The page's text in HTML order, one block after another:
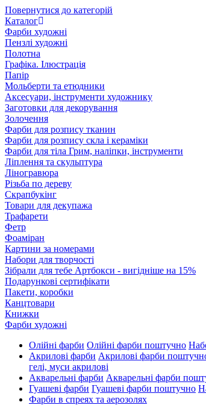
Повернутися до категорій
Каталог
Фарби художні
Пензлі художні
Полотна
Графіка. Ілюстрація
Папір
Мольберти та етюдники
Аксесуари, інструменти художнику
Заготовки для декорування
Золочення
Фарби для розпису тканин
Фарби для розпису скла і кераміки
Фарби для тіла Грим, наліпки, інструменти
Ліплення та скульптура
Ліногравюра
Різьба по дереву
Скрапбукінг
Товари для декупажа
Трафарети
Фетр
Фоаміран
Картини за номерами
Набори для творчості
Зібрали для тебе Артбокси - вигідніше на 15%
Подарункові сертифікати
Пакети, коробки
Канцтовари
Книжки
Фарби художні
Олійні фарби Олійні фарби поштучно
Акрилові фарби Акрилові фарби
гелі, муси акрилові
Акварельні фарби Акварельні фарби
Гуашеві фарби Гуашеві фарби поштучно
Фарби в спреях та аерозолях